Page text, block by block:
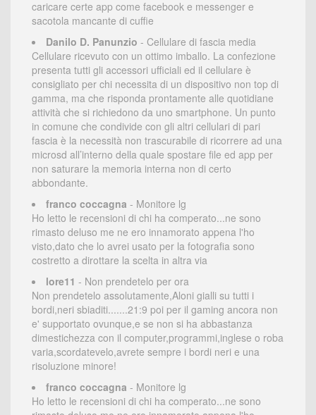
caricare certe app come facebook e messenger e
sacotola mancante di cuffie
Danilo D. Panunzio - Cellulare di fascia media
Cellulare ricevuto con un ottimo imballo. La confezione
presenta tutti gli accessori ufficiali ed il cellulare è
consigliato per chi necessita di un dispositivo non top di
gamma, ma che risponda prontamente alle quotidiane
attività che si richiedono da uno smartphone. Un punto
in comune che condivide con gli altri cellulari di pari
fascia è la necessità non trascurabile di ricorrere ad una
microsd all’interno della quale spostare file ed app per
non saturare la memoria interna non di certo
abbondante.
franco coccagna - Monitore lg
Ho letto le recensioni di chi ha comperato...ne sono
rimasto deluso me ne ero innamorato appena l'ho
visto,dato che lo avrei usato per la fotografia sono
costretto a dirottare la scelta in altra via
lore11 - Non prendetelo per ora
Non prendetelo assolutamente,Aloni gialli su tutti i
bordi,neri sbiaditi.......21:9 poi per il gaming ancora non
e' supportato ovunque,e se non si ha abbastanza
dimestichezza con il computer,programmi,inglese o roba
varia,scordatevelo,avrete sempre i bordi neri e una
risoluzione minore!
franco coccagna - Monitore lg
Ho letto le recensioni di chi ha comperato...ne sono